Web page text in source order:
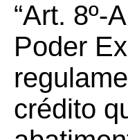
“Art. 8º-
Poder
crédito